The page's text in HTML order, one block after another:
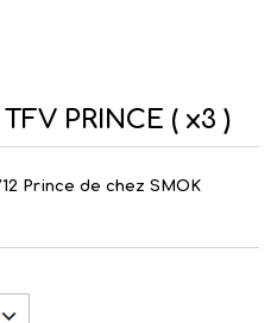
PRINCE ( x3 )
Prince de chez SMOK